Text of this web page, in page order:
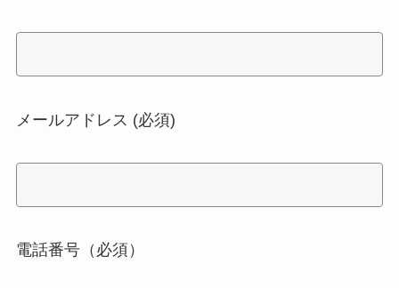
メールアドレス (必須)
電話番号（必須）